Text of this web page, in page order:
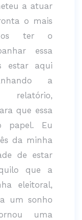
a atuar
o mais
ter o
essa
estar aqui
a
relatório,
que essa
papel. Eu
da minha
de estar
que a
eleitoral,
um sonho
uma